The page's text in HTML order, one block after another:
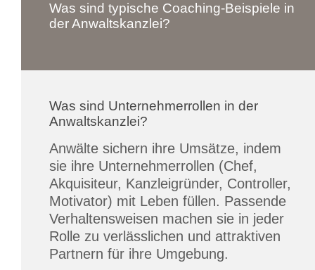
Was sind typische Coaching-Beispiele in
der Anwaltskanzlei?
Was sind Unternehmerrollen in der
Anwaltskanzlei?
Anwälte sichern ihre Umsätze, indem
sie ihre Unternehmerrollen (Chef,
Akquisiteur, Kanzleigründer, Controller,
Motivator) mit Leben füllen. Passende
Verhaltensweisen machen sie in jeder
Rolle zu verlässlichen und attraktiven
Partnern für ihre Umgebung.